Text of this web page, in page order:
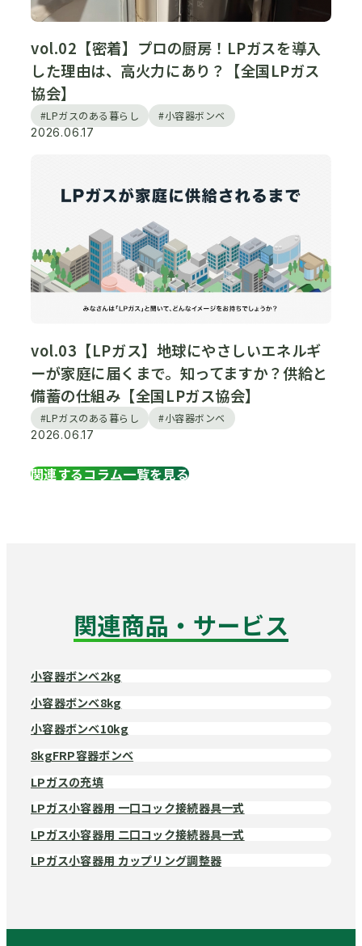
vol.02【密着】プロの厨房！LPガスを導入
した理由は、高火力にあり？【全国LPガス
協会】
#LPガスのある暮らし
#小容器ボンベ
2026.06.17
vol.03【LPガス】地球にやさしいエネルギ
ーが家庭に届くまで。知ってますか？供給と
備蓄の仕組み【全国LPガス協会】
#LPガスのある暮らし
#小容器ボンベ
2026.06.17
関連するコラム一覧を見る
関連商品・サービス
小容器ボンベ2kg
小容器ボンベ8kg
小容器ボンベ10kg
8kgFRP容器ボンベ
LPガスの充填
LPガス小容器用 一口コック接続器具一式
LPガス小容器用 二口コック接続器具一式
LPガス小容器用 カップリング調整器